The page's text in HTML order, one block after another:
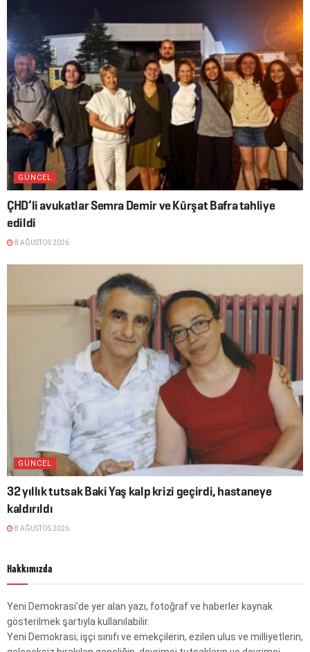
GÜNCEL
ÇHD’li avukatlar Semra Demir ve Kürşat Bafra tahliye
edildi
8 AĞUSTOS 2026
GÜNCEL
32 yıllık tutsak Baki Yaş kalp krizi geçirdi, hastaneye
kaldırıldı
8 AĞUSTOS 2026
Hakkımızda
Yeni Demokrasi’de yer alan yazı, fotoğraf ve haberler kaynak
gösterilmek şartıyla kullanılabilir.
Yeni Demokrasi; işçi sınıfı ve emekçilerin, ezilen ulus ve milliyetlerin,